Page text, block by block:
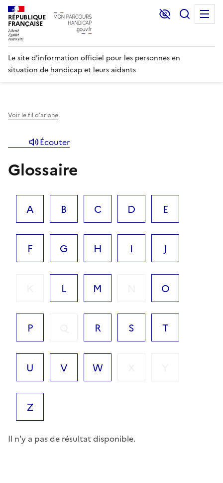
RÉPUBLIQUE
FRANÇAISE
Lecture et
Le site d'information officiel pour les personnes en
situation de handicap et leurs aidants
Voir le fil d'ariane
Écouter
Glossaire
A B C D E
F G H I J
L M O
P R S T
U V W
Z
Il n'y a pas de résultat disponible.